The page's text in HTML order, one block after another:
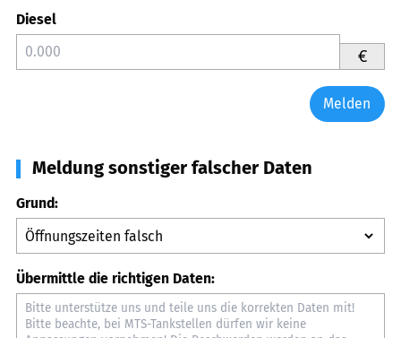
Diesel
€
Melden
Meldung sonstiger falscher Daten
Grund:
Übermittle die richtigen Daten: